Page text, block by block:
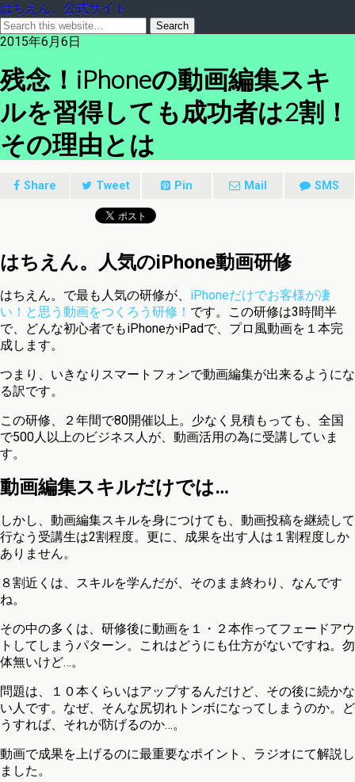
はちえん。公式サイト
2015年6月6日
残念！iPhoneの動画編集スキ
ルを習得しても成功者は2割！
その理由とは
Share Tweet Pin Mail SMS
はちえん。人気のiPhone動画研修
はちえん。で最も人気の研修が、 iPhoneだけでお客様が凄
い！と思う動画をつくろう研修！ です。この研修は3時間半
で、どんな初心者でもiPhoneかiPadで、プロ風動画を１本完
成します。
つまり、いきなりスマートフォンで動画編集が出来るようにな
る訳です。
この研修、２年間で80開催以上。少なく見積もっても、全国
で500人以上のビジネス人が、動画活用の為に受講していま
す。
動画編集スキルだけでは…
しかし、動画編集スキルを身につけても、動画投稿を継続して
行なう受講生は2割程度。更に、成果を出す人は１割程度しか
ありません。
８割近くは、スキルを学んだが、そのまま終わり、なんです
ね。
その中の多くは、研修後に動画を１・２本作ってフェードアウ
トしてしまうパターン。これはどうにも仕方がないですね。勿
体無いけど…。
問題は、１０本くらいはアップするんだけど、その後に続かな
い人です。なぜ、そんな尻切れトンボになってしまうのか。ど
うすれば、それが防げるのか…。
動画で成果を上げるのに最重要なポイント、ラジオにて解説し
ました。